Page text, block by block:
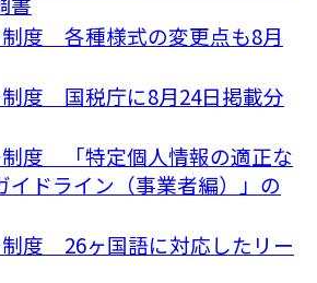
度 各種様式の変更点も8月
度 国税庁に8月24日掲載分
制度 「特定個人情報の適正な
イドライン（事業者編）」の
度 26ヶ国語に対応したリー